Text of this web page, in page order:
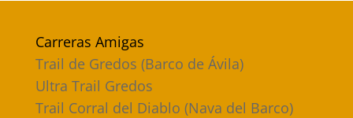
Carreras Amigas
Trail de Gredos (Barco de Ávila)
Ultra Trail Gredos
Trail Corral del Diablo (Nava del Barco)